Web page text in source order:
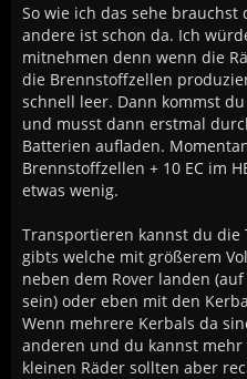
So wie ich das sehe
andere ist schon da. Ich
mitnehmen denn wenn die
die Brennstoffzellen
schnell leer. Dann kommst
und musst dann erstmal
Batterien aufladen.
Brennstoffzellen + 10 EC im
etwas wenig.
Transportieren kannst du die
gibts welche mit größerem
neben dem Rover landen (auf
sein) oder eben mit den
Wenn mehrere Kerbals da
anderen und du kannst
kleinen Räder sollten aber